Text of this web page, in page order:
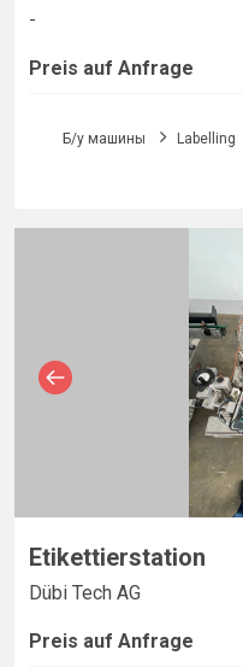
-
Preis auf Anfrage
Б/у машины Labelling
Etikettierstation
Dübi Tech AG
Preis auf Anfrage